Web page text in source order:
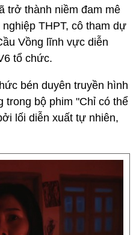
trở thành niềm đam mê
THPT, cô tham dự
Vồng lĩnh vực diễn
tổ chức.
bén duyên truyền hình
trong bộ phim "Chỉ có thể
lối diễn xuất tự nhiên,